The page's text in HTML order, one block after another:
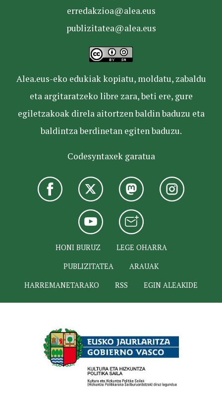
erredakzioa@alea.eus
publizitatea@alea.eus
Alea.eus-eko edukiak kopiatu, moldatu, zabaldu
eta argitaratzeko libre zara, beti ere, gure
egiletzakoak direla aitortzen baldin baduzu eta
baldintza berdinetan egiten baduzu.
Codesyntaxek garatua
HONI BURUZ
LEGE OHARRA
PUBLIZITATEA
ARAUAK
HARREMANETARAKO
RSS EGIN ALEAKIDE